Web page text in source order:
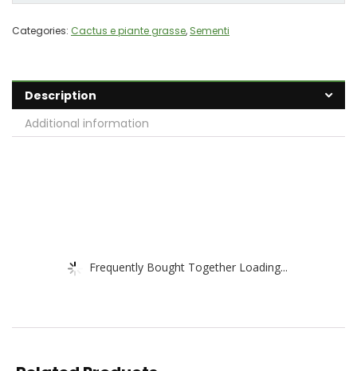
Categories: Cactus e piante grasse, Sementi
Description
Additional information
Frequently Bought Together Loading...